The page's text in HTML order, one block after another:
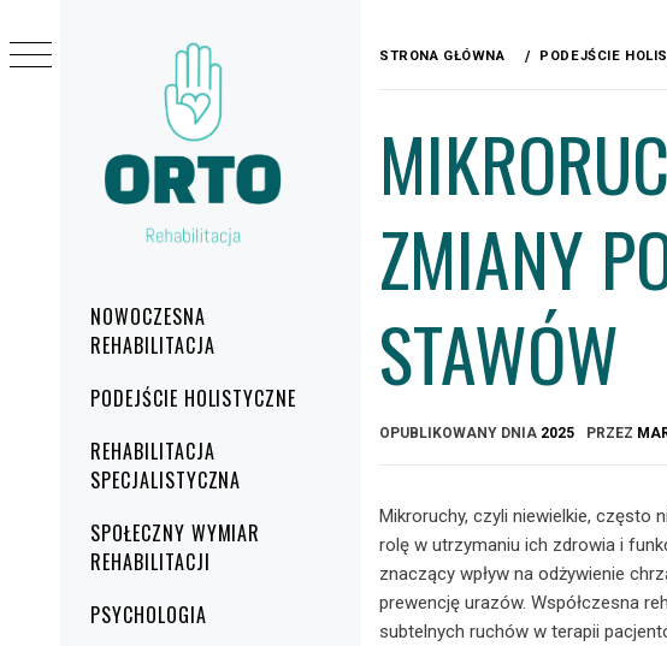
ORTO
główneNOWOCZESNA
REHABILITACJA
PODEJŚCIE HOLISTYCZNE
REHABILITACJA
SPECJALISTYCZNA
SPOŁECZNY WYMIAR
REHABILITACJI
PSYCHOLOGIA
do
treści
STRONA GŁÓWNA PODEJŚCIE
ZMIANY
STAWÓW
OPUBLIKOWANY DNIA 2025 PRZEZ
Mikroruchy, czyli niewielkie, często
rolę w utrzymaniu ich zdrowia i
znaczący wpływ na odżywienie
prewencję urazów. Współczesna
subtelnych ruchów w terapii